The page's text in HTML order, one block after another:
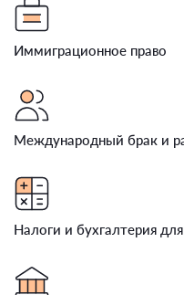
Иммиграционное право
Международный брак и
Налоги и бухгалтерия